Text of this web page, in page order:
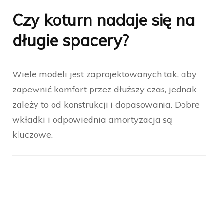
Czy koturn nadaje się na
długie spacery?
Wiele modeli jest zaprojektowanych tak, aby
zapewnić komfort przez dłuższy czas, jednak
zależy to od konstrukcji i dopasowania. Dobre
wkładki i odpowiednia amortyzacja są
kluczowe.